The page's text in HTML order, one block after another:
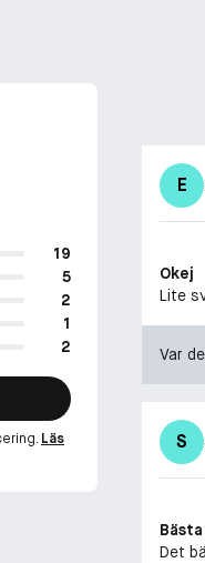
19
5
2
1
2
Läs
E
Okej
Lite
Var
S
Det